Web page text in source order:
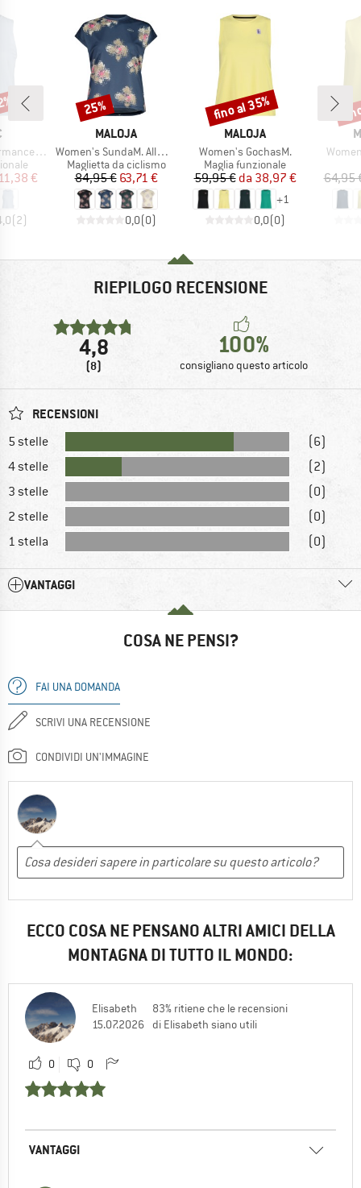
Tank
ridotto
€
(2)
MARCHIO
MALOJA
Articolo
Women's SundaM. Allmountain Top
Gruppo di prodotti
Maglietta da ciclismo
Prezzo
84,95 €Prezzo ridotto
63,71 €
0,0(0)
Sconto
25%
MARCHIO
MALOJA
Articolo
Women's GochasM.
Gruppo di prodotti
Maglia funzionale
Prezzo
59,95 € Prezzo ridotto
da 38,97 €
+1
0,0(0)
Sconto
fino al 35%
Articolo
64,95
RIEPILOGO RECENSIONE
4,8
(8)
100%
consigliano questo articolo
RECENSIONI
5 stelle
(6)
4 stelle
(2)
3 stelle
(0)
2 stelle
(0)
1 stella
(0)
VANTAGGI
COSA NE PENSI?
FAI UNA DOMANDA
SCRIVI UNA RECENSIONE
CONDIVIDI UN'IMMAGINE
ECCO COSA NE PENSANO ALTRI AMICI DELLA
MONTAGNA DI TUTTO IL MONDO:
Elisabeth
15.07.2026
83% ritiene che le recensioni
di Elisabeth siano utili
0 0
VANTAGGI